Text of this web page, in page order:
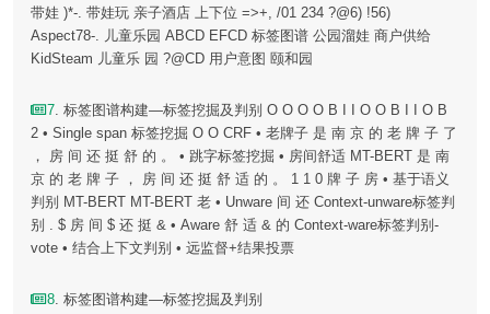
带娃 )*-. 带娃玩 亲子酒店 上下位 =>+, /01 234 ?@6) !56)
Aspect78-. 儿童乐园 ABCD EFCD 标签图谱 公园溜娃 商户供给
KidSteam 儿童乐 园 ?@CD 用户意图 颐和园
7. 标签图谱构建—标签挖掘及判别 O O O O B I I O O B I I O B
2 • Single span 标签挖掘 O O CRF • 老牌子 是 南 京 的 老 牌 子 了
， 房 间 还 挺 舒 的 。 • 跳字标签挖掘 • 房间舒适 MT-BERT 是 南
京 的 老 牌 子 ， 房 间 还 挺 舒 适 的 。 1 1 0 牌 子 房 • 基于语义
判别 MT-BERT MT-BERT 老 • Unware 间 还 Context-unware标签判
别 . $ 房 间 $ 还 挺 & • Aware 舒 适 & 的 Context-ware标签判别-
vote • 结合上下文判别 • 远监督+结果投票
8. 标签图谱构建—标签挖掘及判别